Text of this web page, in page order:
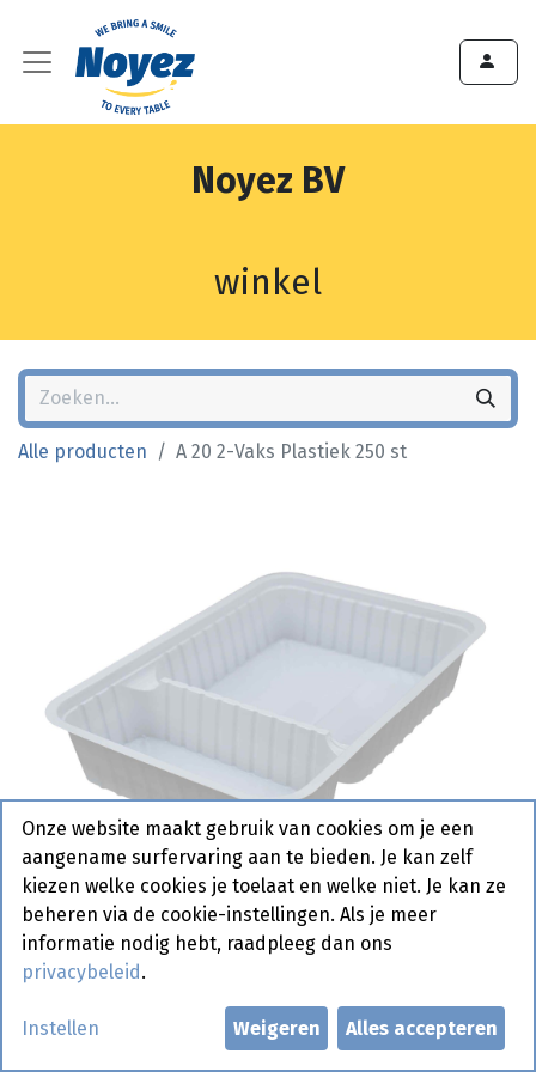
Noyez BV
winkel
Alle producten A 20 2-Vaks Plastiek 250 st
A 20 2-Vaks Plastiek 250 st
Actief
Onze website maakt gebruik van cookies om je een
aangename surfervaring aan te bieden. Je kan zelf
kiezen welke cookies je toelaat en welke niet. Je kan ze
beheren via de cookie-instellingen. Als je meer
informatie nodig hebt, raadpleeg dan ons
privacybeleid .
Instellen Weigeren Alles accepteren